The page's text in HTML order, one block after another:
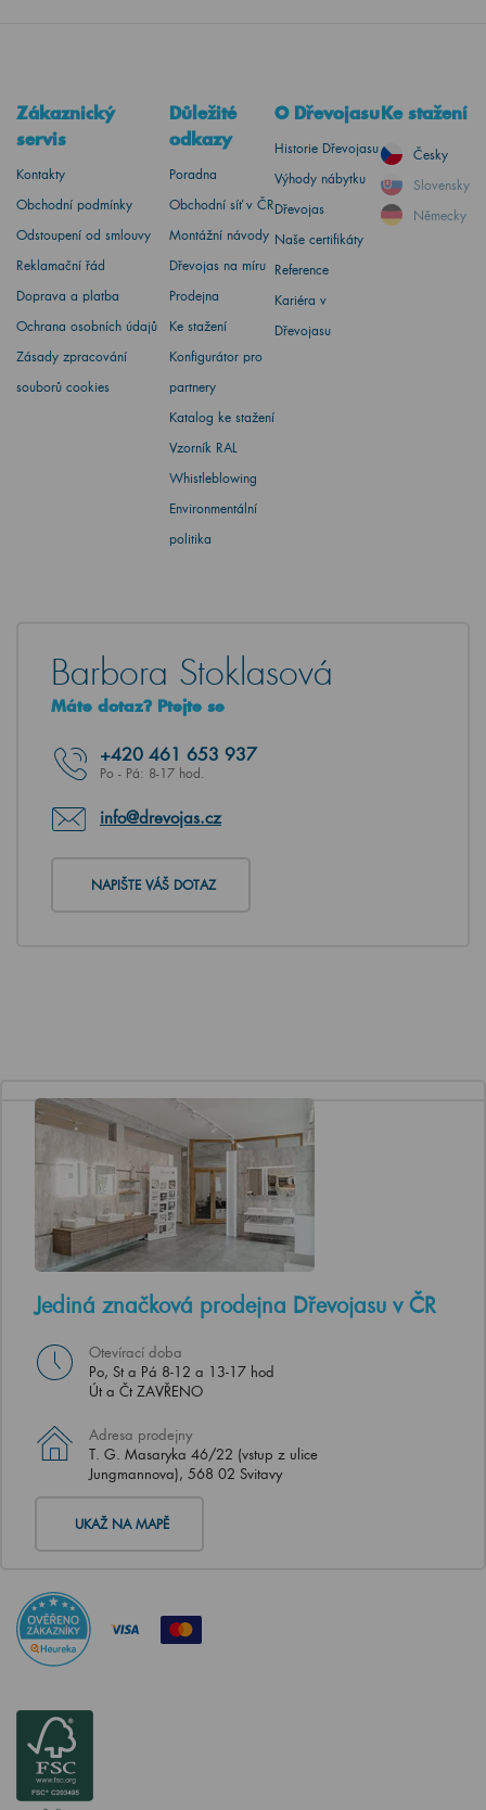
Zákaznický
servis
Kontakty
Obchodní podmínky
Odstoupení od smlouvy
Reklamační řád
Doprava a platba
Ochrana osobních údajů
Zásady zpracování
souborů cookies
Důležité
odkazy
Poradna
Obchodní síť v ČR
Montážní návody
Dřevojas na míru
Prodejna
Ke stažení
Konfigurátor pro
partnery
Katalog ke stažení
Vzorník RAL
Whistleblowing
Environmentální
politika
O Dřevojasu
Historie Dřevojasu
Výhody nábytku
Dřevojas
Naše certifikáty
Reference
Kariéra v
Dřevojasu
Ke stažení
Česky
Slovensky
Německy
Barbora Stoklasová
Máte dotaz? Ptejte se
+420 461 653 937
Po - Pá: 8-17 hod.
info@drevojas.cz
NAPIŠTE VÁŠ DOTAZ
Jediná značková prodejna Dřevojasu v ČR
Otevírací doba
Po, St a Pá 8-12 a 13-17 hod
Út a Čt ZAVŘENO
Adresa prodejny
T. G. Masaryka 46/22 (vstup z ulice
Jungmannova), 568 02 Svitavy
UKAŽ NA MAPĚ